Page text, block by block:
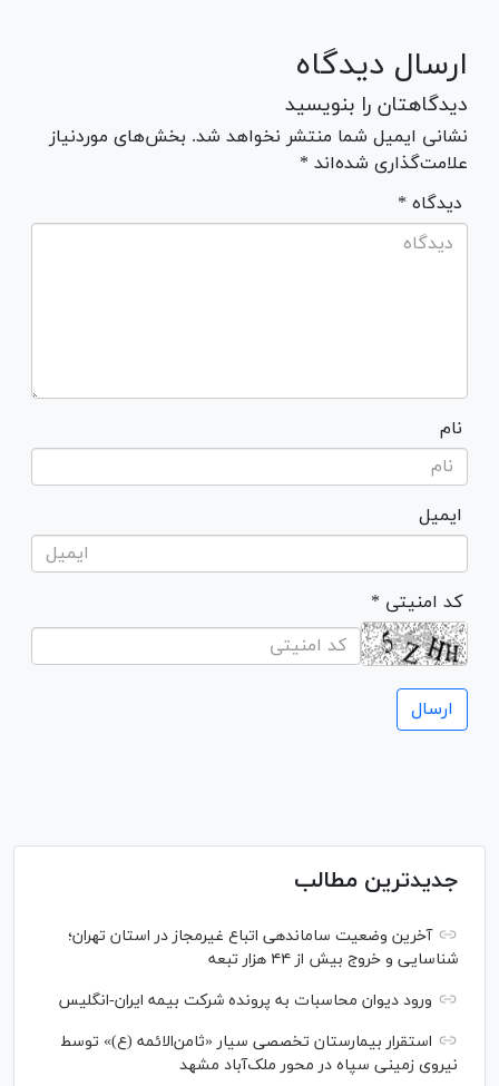
ارسال دیدگاه
دیدگاهتان را بنویسید
نشانی ایمیل شما منتشر نخواهد شد. بخش‌های موردنیاز
علامت‌گذاری شده‌اند *
* دیدگاه
نام
ایمیل
* کد امنیتی
جدیدترین مطالب
آخرین وضعیت ساماندهی اتباع غیرمجاز در استان تهران؛
شناسایی و خروج بیش از ۴۴ هزار تبعه
ورود دیوان محاسبات به پرونده شرکت بیمه ایران-انگلیس
استقرار بیمارستان تخصصی سیار «ثامن‌الائمه (ع)» توسط
نیروی زمینی سپاه در محور ملک‌آباد مشهد